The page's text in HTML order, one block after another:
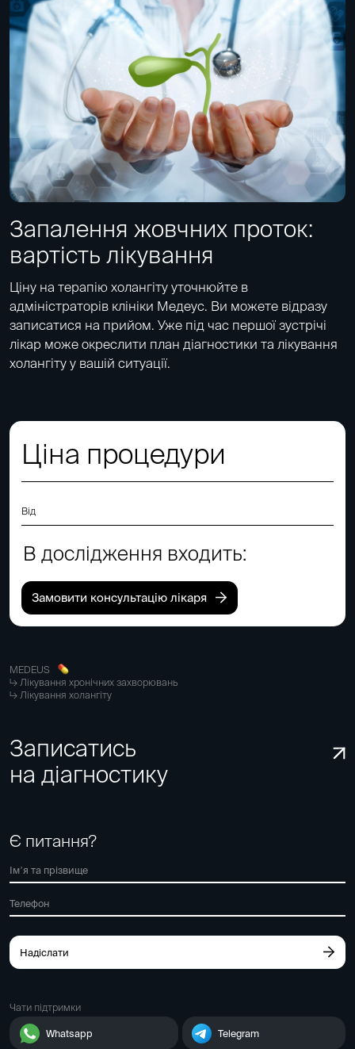
Запалення жовчних проток:
вартість лікування
Ціну на терапію холангіту уточнюйте в
адміністраторів клініки Медеус. Ви можете відразу
записатися на прийом. Уже під час першої зустрічі
лікар може окреслити план діагностики та лікування
холангіту у вашій ситуації.
Ціна процедури
Від
В дослідження входить:
Замовити консультацію лікаря
MEDEUS
Лікування хронічних захворювань
Лікування холангіту
Записатись
на діагностику
Є питання?
Надіслати
Чати підтримки
Whatsapp Telegram